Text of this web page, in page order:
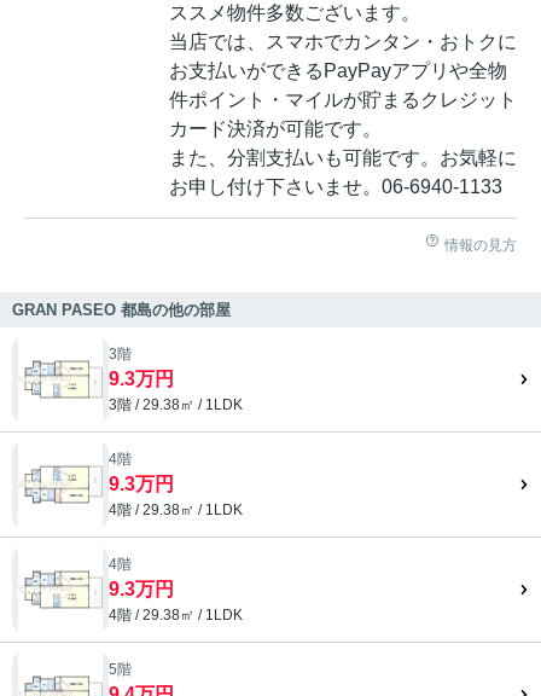
ススメ物件多数ございます。
当店では、スマホでカンタン・おトクに
お支払いができるPayPayアプリや全物
件ポイント・マイルが貯まるクレジット
カード決済が可能です。
また、分割支払いも可能です。お気軽に
お申し付け下さいませ。06-6940-1133
情報の見方
GRAN PASEO 都島の他の部屋
3階
9.3万円
3階 / 29.38㎡ / 1LDK
4階
9.3万円
4階 / 29.38㎡ / 1LDK
4階
9.3万円
4階 / 29.38㎡ / 1LDK
5階